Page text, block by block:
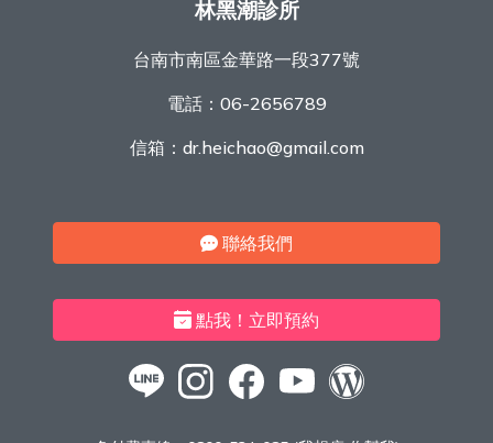
林黑潮診所
台南市南區金華路一段377號
電話： 06-2656789
信箱： dr.heichao@gmail.com
聯絡我們
點我！立即預約